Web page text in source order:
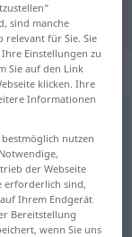
sind manche
relevant für Sie. Sie
Einstellungen zu
Sie auf den Link
klicken. Ihre
Informationen
nutzen
der Webseite
erforderlich sind,
Ihrem Endgerät
Bereitstellung
wenn Sie uns